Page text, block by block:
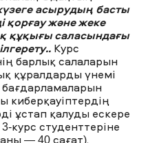
асырудың басты
қорғау және жеке
құқығы саласындағы
ілгерету.. Курс
барлық салаларын
құралдарды үнемі
киберқауіптердің
ұстап қалуды ескере
курс студенттеріне